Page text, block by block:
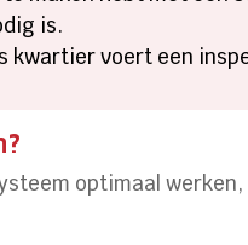
is.
kwartier voert een
optimaal